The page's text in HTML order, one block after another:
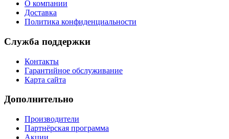
О компании
Доставка
Политика конфиденциальности
Служба поддержки
Контакты
Гарантийное обслуживание
Карта сайта
Дополнительно
Производители
Партнёрская программа